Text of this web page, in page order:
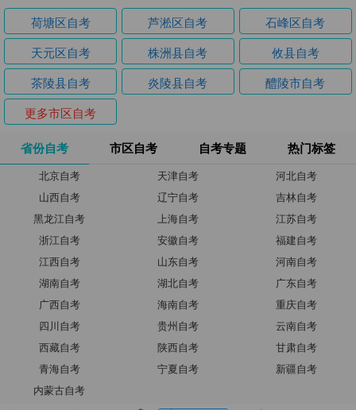
荷塘区自考 芦淞区自考
石峰区自考
天元区自考
株洲县自考
攸县自考
茶陵县自考
炎陵县自考
醴陵市自考
更多市区自考
省份自考 市区自考 自考专题 热门标签
北京自考 天津自考
河北自考
山西自考
辽宁自考
吉林自考
黑龙江自考
上海自考
江苏自考
浙江自考
安徽自考
福建自考
江西自考
山东自考
河南自考
湖南自考
湖北自考
广东自考
广西自考
海南自考
重庆自考
四川自考
贵州自考
云南自考
西藏自考
陕西自考
甘肃自考
青海自考
宁夏自考
新疆自考
内蒙古自考